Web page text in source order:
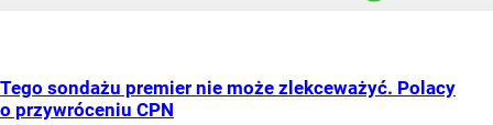
Tego sondażu premier nie może zlekceważyć. Polacy
o przywróceniu CPN